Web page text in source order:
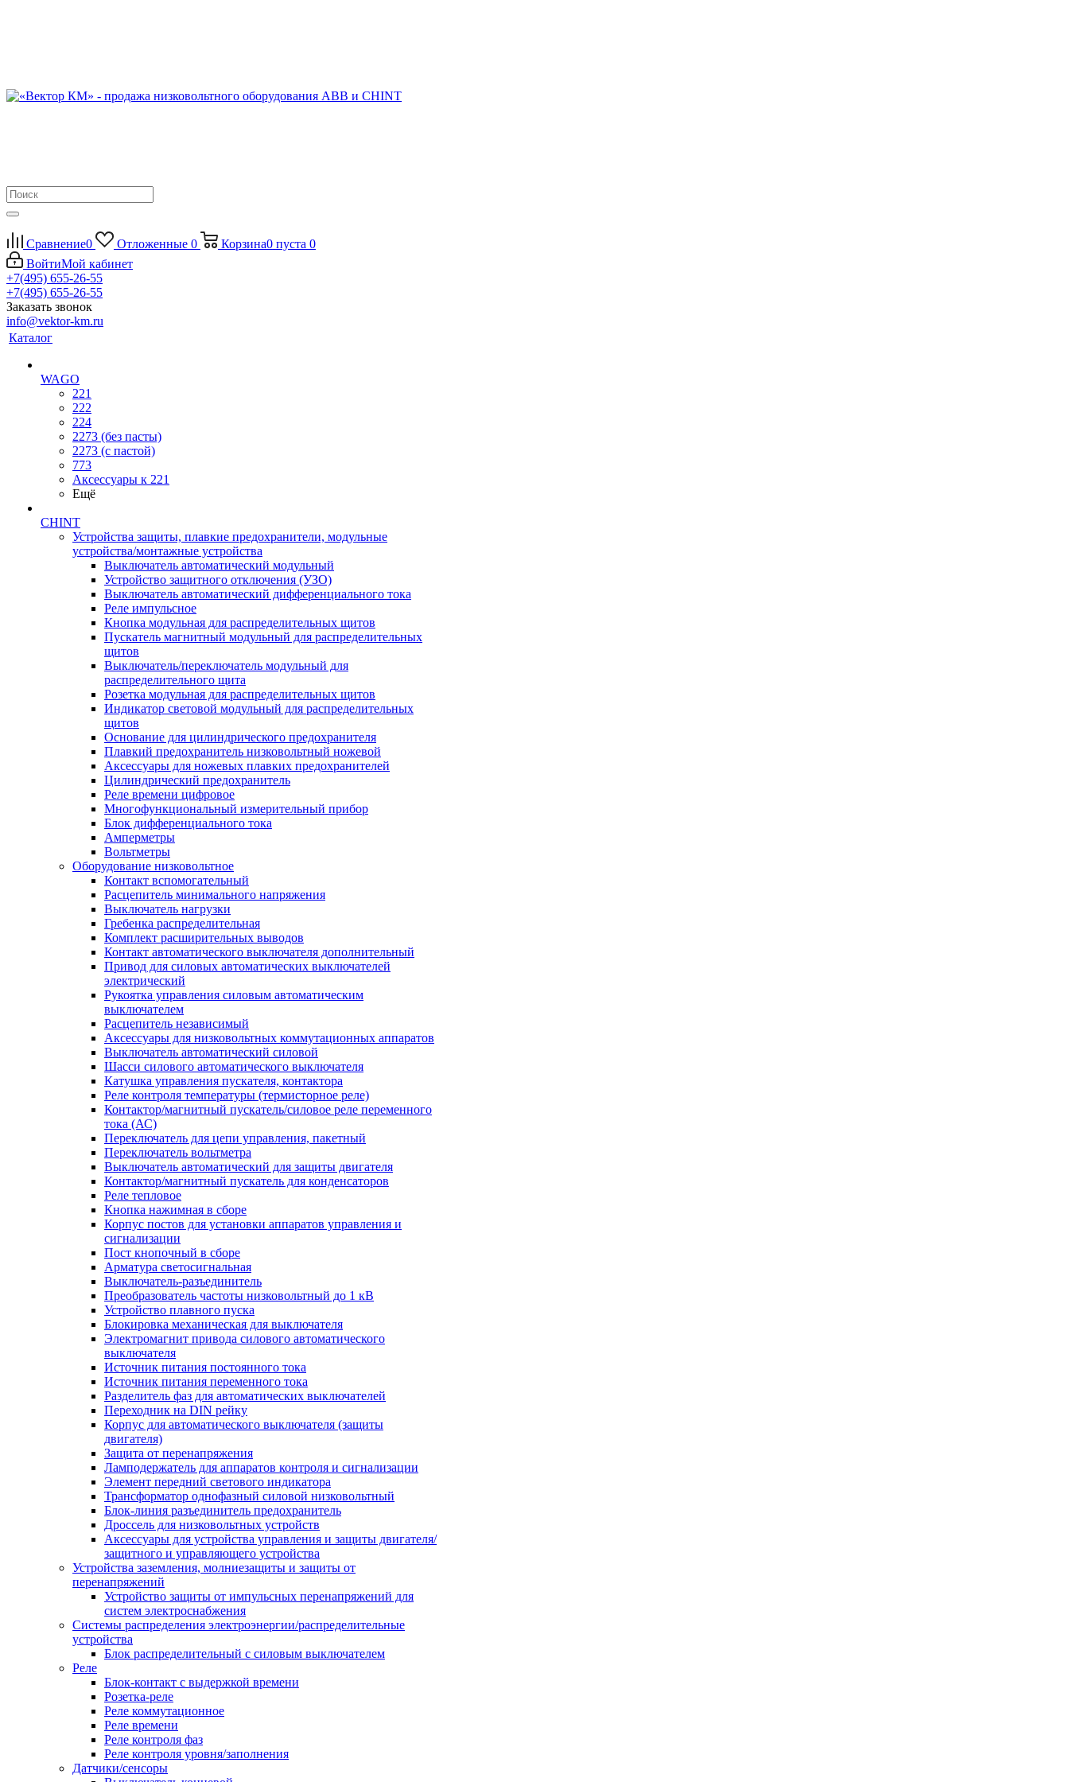
Сравнение0 Отложенные 0 Корзина0 пуста 0
ВойтиМой кабинет
+7(495) 655-26-55
+7(495) 655-26-55
Заказать звонок
info@vektor-km.ru
Каталог
WAGO
221
222
224
2273 (без пасты)
2273 (с пастой)
773
Аксессуары к 221
Ещё
CHINT
Устройства защиты, плавкие предохранители, модульные
устройства/монтажные устройства
Выключатель автоматический модульный
Устройство защитного отключения (УЗО)
Выключатель автоматический дифференциального тока
Реле импульсное
Кнопка модульная для распределительных щитов
Пускатель магнитный модульный для распределительных
щитов
Выключатель/переключатель модульный для
распределительного щита
Розетка модульная для распределительных щитов
Индикатор световой модульный для распределительных
щитов
Основание для цилиндрического предохранителя
Плавкий предохранитель низковольтный ножевой
Аксессуары для ножевых плавких предохранителей
Цилиндрический предохранитель
Реле времени цифровое
Многофункциональный измерительный прибор
Блок дифференциального тока
Амперметры
Вольтметры
Оборудование низковольтное
Контакт вспомогательный
Расцепитель минимального напряжения
Выключатель нагрузки
Гребенка распределительная
Комплект расширительных выводов
Контакт автоматического выключателя дополнительный
Привод для силовых автоматических выключателей
электрический
Рукоятка управления силовым автоматическим
выключателем
Расцепитель независимый
Аксессуары для низковольтных коммутационных аппаратов
Выключатель автоматический силовой
Шасси силового автоматического выключателя
Катушка управления пускателя, контактора
Реле контроля температуры (термисторное реле)
Контактор/магнитный пускатель/силовое реле переменного
тока (АС)
Переключатель для цепи управления, пакетный
Переключатель вольтметра
Выключатель автоматический для защиты двигателя
Контактор/магнитный пускатель для конденсаторов
Реле тепловое
Кнопка нажимная в сборе
Корпус постов для установки аппаратов управления и
сигнализации
Пост кнопочный в сборе
Арматура светосигнальная
Выключатель-разъединитель
Преобразователь частоты низковольтный до 1 кВ
Устройство плавного пуска
Блокировка механическая для выключателя
Электромагнит привода силового автоматического
выключателя
Источник питания постоянного тока
Источник питания переменного тока
Разделитель фаз для автоматических выключателей
Переходник на DIN рейку
Корпус для автоматического выключателя (защиты
двигателя)
Защита от перенапряжения
Ламподержатель для аппаратов контроля и сигнализации
Элемент передний светового индикатора
Трансформатор однофазный силовой низковольтный
Блок-линия разъединитель предохранитель
Дроссель для низковольтных устройств
Аксессуары для устройства управления и защиты двигателя/
защитного и управляющего устройства
Устройства заземления, молниезащиты и защиты от
перенапряжений
Устройство защиты от импульсных перенапряжений для
систем электроснабжения
Системы распределения электроэнергии/распределительные
устройства
Блок распределительный с силовым выключателем
Реле
Блок-контакт с выдержкой времени
Розетка-реле
Реле коммутационное
Реле времени
Реле контроля фаз
Реле контроля уровня/заполнения
Датчики/сенсоры